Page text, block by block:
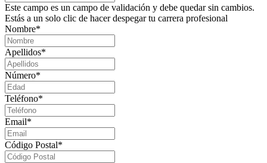
Este campo es un campo de validación y debe quedar sin cambios.
Estás a un solo clic de hacer despegar tu carrera profesional
Nombre*
Apellidos*
Número*
Teléfono*
Email*
Código Postal*